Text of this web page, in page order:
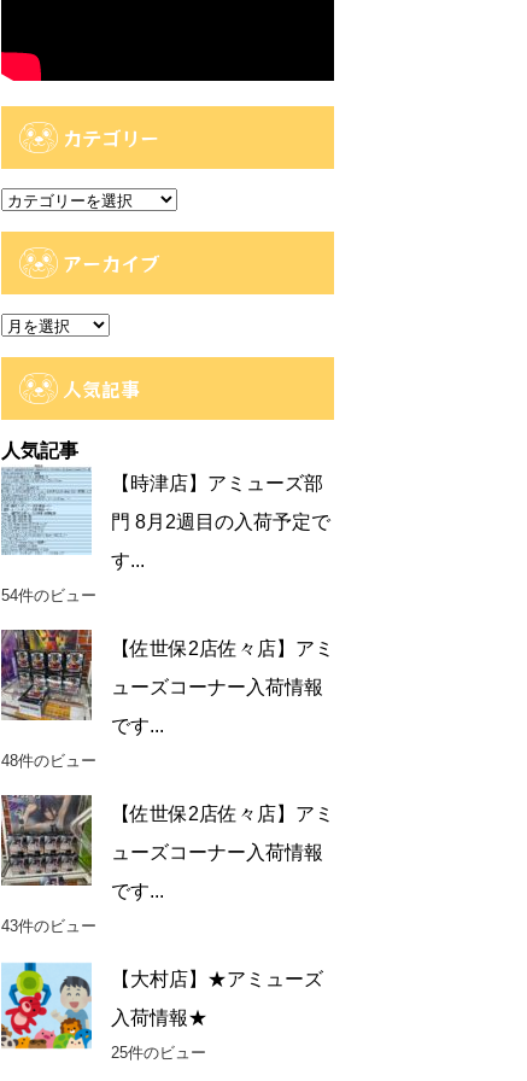
カテゴリー
カ
アーカイブ
ア
人気記事
人気記事
【時津店】アミューズ部
門 8月2週目の入荷予定で
す...
54件のビュー
【佐世保2店佐々店】アミ
ューズコーナー入荷情報
です...
48件のビュー
【佐世保2店佐々店】アミ
ューズコーナー入荷情報
です...
43件のビュー
【大村店】★アミューズ
入荷情報★
25件のビュー